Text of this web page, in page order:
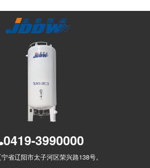
0419-3990000
省辽阳市太子河区荣兴路138号。